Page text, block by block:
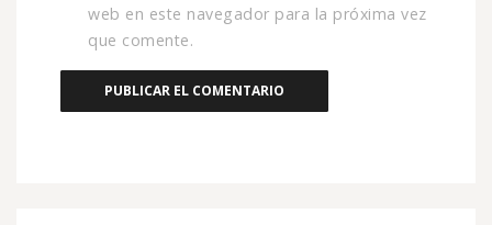
web en este navegador para la próxima vez
que comente.